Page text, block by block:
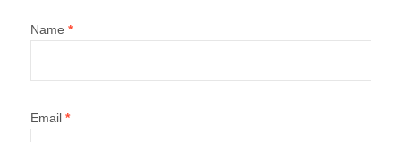
Name *
Email *